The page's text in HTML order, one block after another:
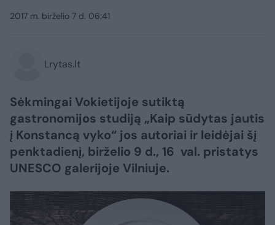
2017 m. birželio 7 d. 06:41
Lrytas.lt
Sėkmingai Vokietijoje sutiktą
gastronomijos studiją „Kaip sūdytas jautis
į Konstancą vyko“ jos autoriai ir leidėjai šį
penktadienį, birželio 9 d., 16 val. pristatys
UNESCO galerijoje Vilniuje.